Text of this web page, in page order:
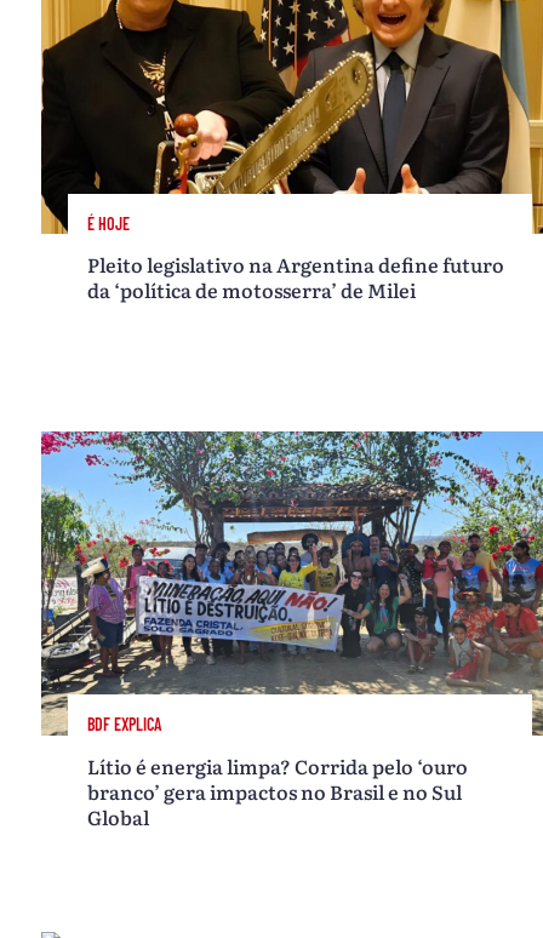
É HOJE
Pleito legislativo na Argentina define futuro
da ‘política de motosserra’ de Milei
BDF EXPLICA
Lítio é energia limpa? Corrida pelo ‘ouro
branco’ gera impactos no Brasil e no Sul
Global